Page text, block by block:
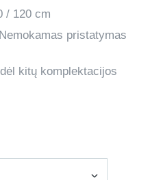
/ 120 cm
pristatymas
dėl kitų komplektacijos